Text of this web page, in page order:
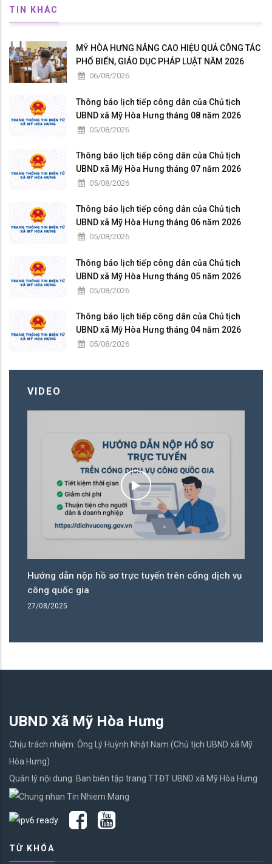
TIN KHÁC
MỸ HÒA HƯNG NÂNG CAO HIỆU QUẢ CÔNG TÁC
PHỔ BIẾN, GIÁO DỤC PHÁP LUẬT NĂM 2026
06/08/2026
Thông báo lịch tiếp công dân của Chủ tịch
UBND xã Mỹ Hòa Hưng tháng 08 năm 2026
05/08/2026
Thông báo lịch tiếp công dân của Chủ tịch
UBND xã Mỹ Hòa Hưng tháng 07 năm 2026
05/08/2026
Thông báo lịch tiếp công dân của Chủ tịch
UBND xã Mỹ Hòa Hưng tháng 06 năm 2026
05/08/2026
Thông báo lịch tiếp công dân của Chủ tịch
UBND xã Mỹ Hòa Hưng tháng 05 năm 2026
05/08/2026
Thông báo lịch tiếp công dân của Chủ tịch
UBND xã Mỹ Hòa Hưng tháng 04 năm 2026
05/08/2026
VIDEO
Hướng dẫn nộp hồ sơ trực tuyến trên cổng dịch vụ
công quốc gia
27/08/2025
UBND Xã Mỹ Hòa Hưng
Chịu trách nhiệm: Ông Lý Huỳnh Nhật Nam (Chủ tịch UBND xã Mỹ
Hòa Hưng)
Quản lý nội dung: Ban biên tập trang TTĐT UBND xã Mỹ Hòa Hưng
TỪ KHÓA